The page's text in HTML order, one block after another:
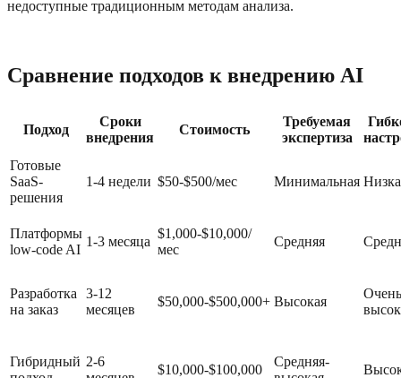
недоступные традиционным методам анализа.
Сравнение подходов к внедрению AI
Подход
Сроки
внедрения
Стоимость
Требуемая
экспертиза
Готовые
SaaS-
решения
1-4 недели $50-$500/мес Минимальная
Платформы
low-code AI
1-3 месяца
$1,000-$10,000/
мес
Средняя
Разработка
на заказ
3-12
месяцев
$50,000-$500,000+ Высокая
Очень
Гибридный 2-6
$10,000-$100,000
Средняя-